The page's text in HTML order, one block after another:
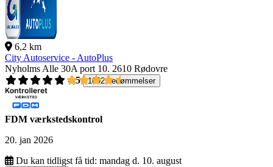
6,2 km
City Autoservice - AutoPlus
Nyholms Alle 30A port 10. 2610 Rødovre
4,5
1092 bedømmelser
FDM værkstedskontrol
20. jan 2026
Du kan tidligst få tid: mandag d. 10. august